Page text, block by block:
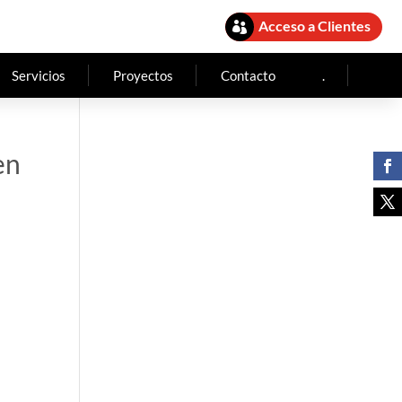
 Acceso a Clientes
Servicios Proyectos Contacto .